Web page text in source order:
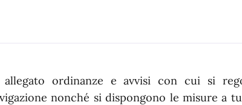
dettaglio
ordinanze e avvisi con cui si
nonché si dispongono le misure a